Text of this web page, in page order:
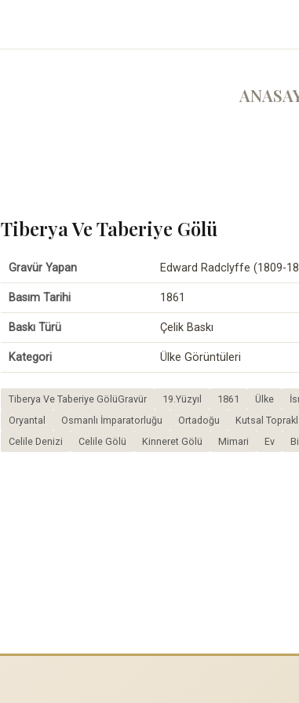
Tiberya Ve Taberiye Gölü
Gravür Yapan Edward Radclyffe (1809-
Basım Tarihi 1861
Baskı Türü Çelik Baskı
Kategori Ülke Görüntüleri
Tiberya Ve Taberiye GölüGravür 19.Yüzyıl 1861 Ülke
Oryantal
Osmanlı İmparatorluğu Ortadoğu Kutsal
Celile Denizi
Celile Gölü Kinneret Gölü Mimari Ev